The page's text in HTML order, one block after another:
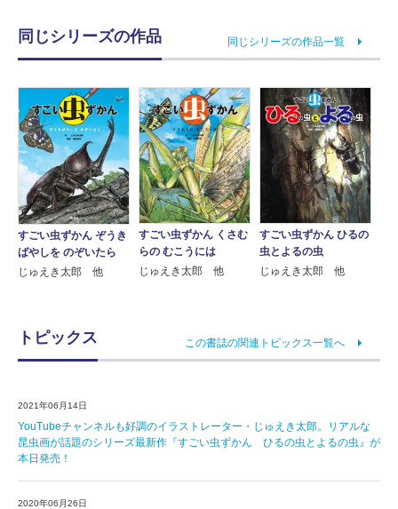
同じシリーズの作品 同じシリーズの作品一覧
すごい虫ずかん ぞうき
ばやしを のぞいたら
じゅえき太郎 他
すごい虫ずかん くさむ
らの むこうには
じゅえき太郎 他
すごい虫ずかん ひるの
虫とよるの虫
じゅえき太郎 他
トピックス この書誌の関連トピックス一覧へ
2021年06月14日
YouTubeチャンネルも好調のイラストレーター・じゅえき太郎。リアルな
昆虫画が話題のシリーズ最新作『すごい虫ずかん ひるの虫とよるの虫』が
本日発売！
2020年06月26日